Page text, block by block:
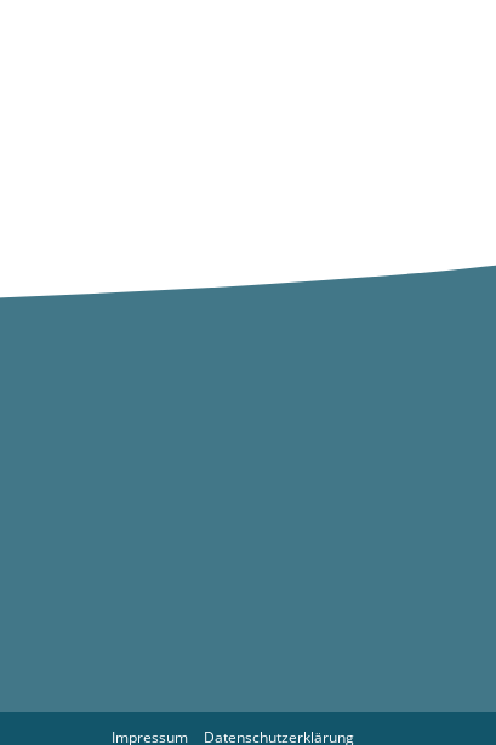
Impressum Datenschutzerklärung